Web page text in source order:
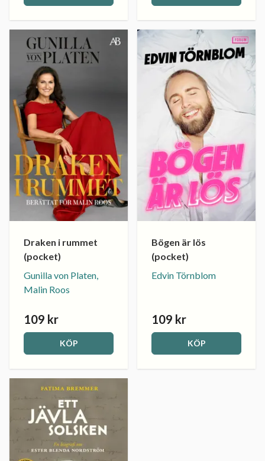
Draken i rummet
(pocket)
Gunilla von Platen,
Malin Roos
109 kr
KÖP
Bögen är lös
(pocket)
Edvin Törnblom
109 kr
KÖP